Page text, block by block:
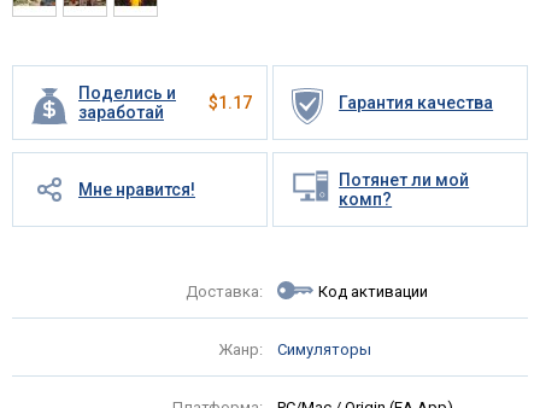
Поделись и
заработай
$1.17 Гарантия качества
Мне нравится!
Потянет ли мой
комп?
Доставка: Код активации
Жанр: Симуляторы